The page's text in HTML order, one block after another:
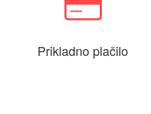
Prikladno plačilo